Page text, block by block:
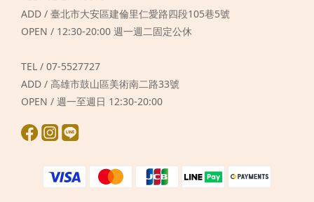
ADD / 臺北市大安區建倫里仁愛路四段105巷5號
OPEN / 12:30-20:00 週一週二固定公休
TEL / 07-5527727
ADD / 高雄市鼓山區美術南二路33號
OPEN / 週一至週日 12:30-20:00